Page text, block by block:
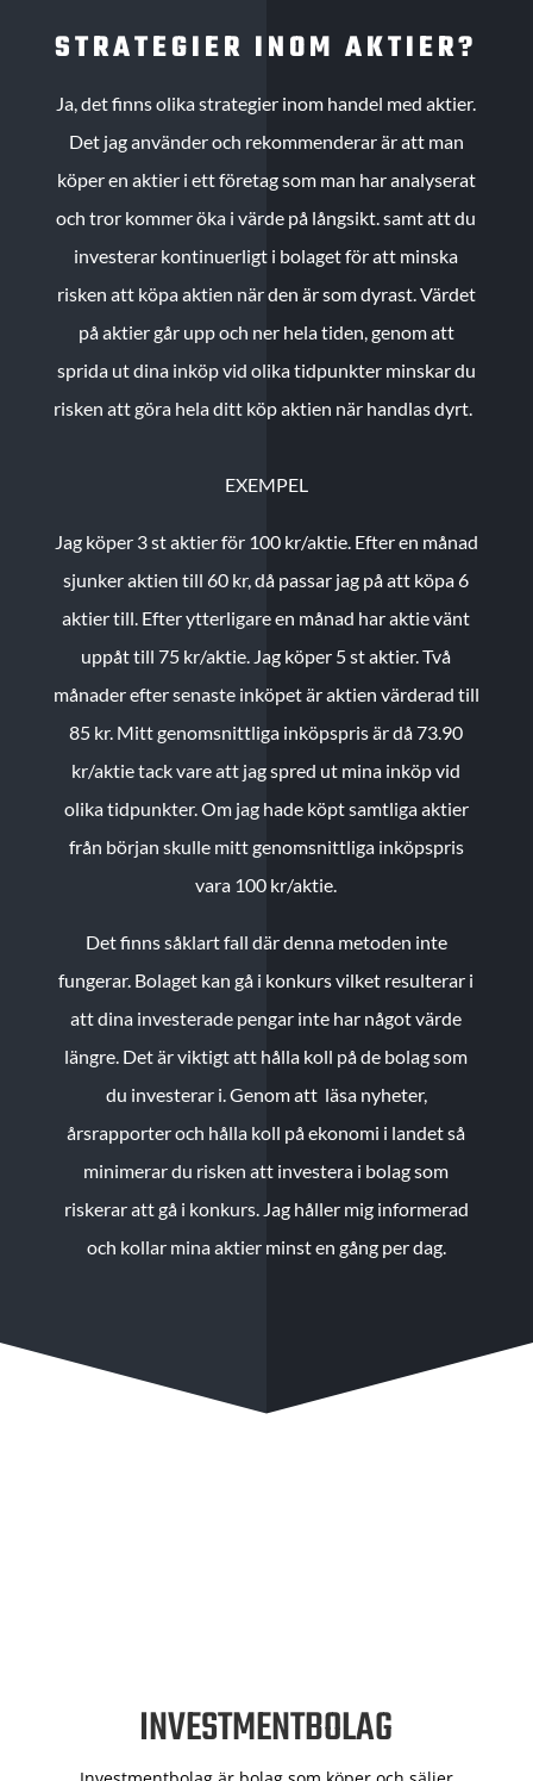
STRATEGIER INOM AKTIER?
Ja, det finns olika strategier inom handel med aktier.
Det jag använder och rekommenderar är att man
köper en aktier i ett företag som man har analyserat
och tror kommer öka i värde på långsikt. samt att du
investerar kontinuerligt i bolaget för att minska
risken att köpa aktien när den är som dyrast. Värdet
på aktier går upp och ner hela tiden, genom att
sprida ut dina inköp vid olika tidpunkter minskar du
risken att göra hela ditt köp aktien när handlas dyrt.
EXEMPEL
Jag köper 3 st aktier för 100 kr/aktie. Efter en månad
sjunker aktien till 60 kr, då passar jag på att köpa 6
aktier till. Efter ytterligare en månad har aktie vänt
uppåt till 75 kr/aktie. Jag köper 5 st aktier.Två
månader efter senaste inköpet är aktien värderad till
85 kr. Mitt genomsnittliga inköpspris är då 73.90
kr/aktie tack vare att jag spred ut mina inköp vid
olika tidpunkter. Om jag hade köpt samtliga aktier
från början skulle mitt genomsnittliga inköpspris
vara 100 kr/aktie.
Det finns såklart fall där denna metoden inte
fungerar. Bolaget kan gå i konkurs vilket resulterar i
att dina investerade pengar inte har något värde
längre. Det är viktigt att hålla koll på de bolag som
du investerar i. Genom att läsa nyheter,
årsrapporter och hålla koll på ekonomi i landet så
minimerar du risken att investera i bolag som
riskerar att gå i konkurs. Jag håller mig informerad
och kollar mina aktier minst en gång per dag.
INVESTMENTBOLAG